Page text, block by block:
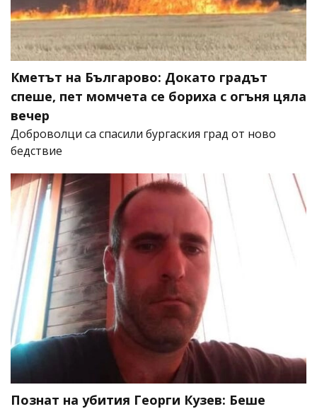
Кметът на Българово: Докато градът
спеше, пет момчета се бориха с огъня цяла
вечер
Доброволци са спасили бургаския град от ново
бедствие
Познат на убития Георги Кузев: Беше